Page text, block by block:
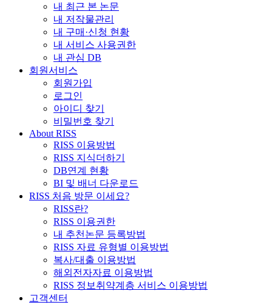
내 최근 본 논문
내 저작물관리
내 구매·신청 현황
내 서비스 사용권한
내 관심 DB
회원서비스
회원가입
로그인
아이디 찾기
비밀번호 찾기
About RISS
RISS 이용방법
RISS 지식더하기
DB연계 현황
BI 및 배너 다운로드
RISS 처음 방문 이세요?
RISS란?
RISS 이용권한
내 추천논문 등록방법
RISS 자료 유형별 이용방법
복사/대출 이용방법
해외전자자료 이용방법
RISS 정보취약계층 서비스 이용방법
고객센터